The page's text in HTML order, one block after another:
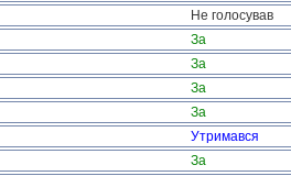
Не голосував
За
За
За
За
Утримався
За